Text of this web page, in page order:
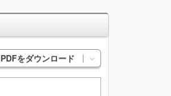
をダウンロード